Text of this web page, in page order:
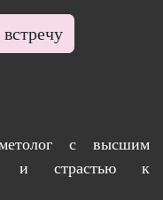
с высшим
и страстью к